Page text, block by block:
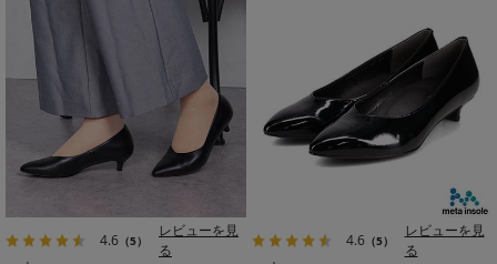
4.6 （5）
レビューを見
る
4.6（5）
レビューを見
る